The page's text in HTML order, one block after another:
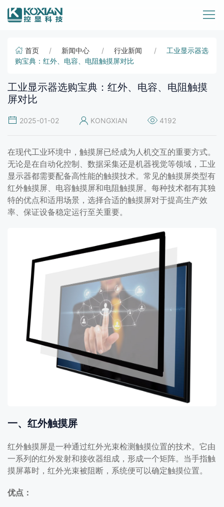
首页 新闻中心 行业新闻
工业显示器选
购宝典：红外、电容、电阻触摸屏对比
工业显示器选购宝典：红外、电容、电阻触摸
屏对比
2025-01-02 KONGXIAN 4192
在现代工业环境中，触摸屏已经成为人机交互的重要方式。
无论是在自动化控制、数据采集还是机器视觉等领域，工业
显示器都需要配备高性能的触摸技术。常见的触摸屏类型有
红外触摸屏、电容触摸屏和电阻触摸屏。每种技术都有其独
特的优点和适用场景，选择合适的触摸屏对于提高生产效
率、保证设备稳定运行至关重要。
一、红外触摸屏
红外触摸屏是一种通过红外光束检测触摸位置的技术。它由
一系列的红外发射和接收器组成，形成一个矩阵。当手指触
摸屏幕时，红外光束被阻断，系统便可以确定触摸位置。
优点：